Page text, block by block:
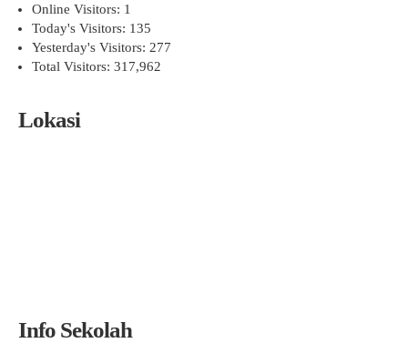
Online Visitors: 1
Today's Visitors: 135
Yesterday's Visitors: 277
Total Visitors: 317,962
Lokasi
Info Sekolah